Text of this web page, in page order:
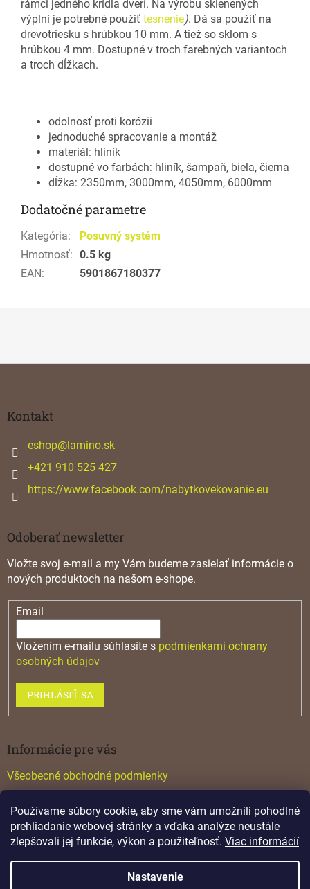
Používame súbory cookie, aby sme vám umožnili pohodlné
prehliadanie webovej stránky a vďaka analýze neustále
zlepšovali jej funkcie, výkon a použiteľnosť. Viac informácií
Nastavenie
rámci jedného krídla dverí. Na výrobu sklenených
výplní je potrebné použiť tesnenie). Dá sa použiť na
drevotriesku s hrúbkou 10 mm. A tiež so sklom s
hrúbkou 4 mm. Dostupné v troch farebných variantoch
a troch dĺžkach.
odolnosť proti korózii
jednoduché spracovanie a montáž
materiál: hliník
dostupné vo farbách: hliník, šampaň, biela, čierna
dĺžka: 2350mm, 3000mm, 4050mm, 6000mm
Dodatočné parametre
Kategória:
Posuvný systém
Hmotnosť: 0.5 kg
EAN: 5901867180377
Kontakt
eshop@lamino.sk
+421 910 525 427
https://www.facebook.com/nabytkovekovanie.eu
Odoberať newsletter
Vložte svoj e-mail a my Vám budeme zasielať informácie o
nových produktoch na našom e-shope.
Email
Vložením e-mailu súhlasíte s podmienkami ochrany
osobných údajov
PRIHLÁSIŤ SA
Informácie pre vás
Všeobecné obchodné podmienky
Katalógy
Vytvoril Shoptet